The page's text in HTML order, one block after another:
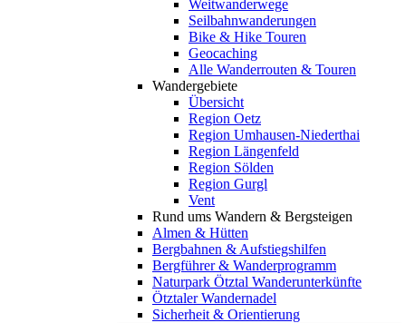
Weitwanderwege
Seilbahnwanderungen
Bike & Hike Touren
Geocaching
Alle Wanderrouten & Touren
Wandergebiete
Übersicht
Region Oetz
Region Umhausen-Niederthai
Region Längenfeld
Region Sölden
Region Gurgl
Vent
Rund ums Wandern & Bergsteigen
Almen & Hütten
Bergbahnen & Aufstiegshilfen
Bergführer & Wanderprogramm
Naturpark Ötztal Wanderunterkünfte
Ötztaler Wandernadel
Sicherheit & Orientierung